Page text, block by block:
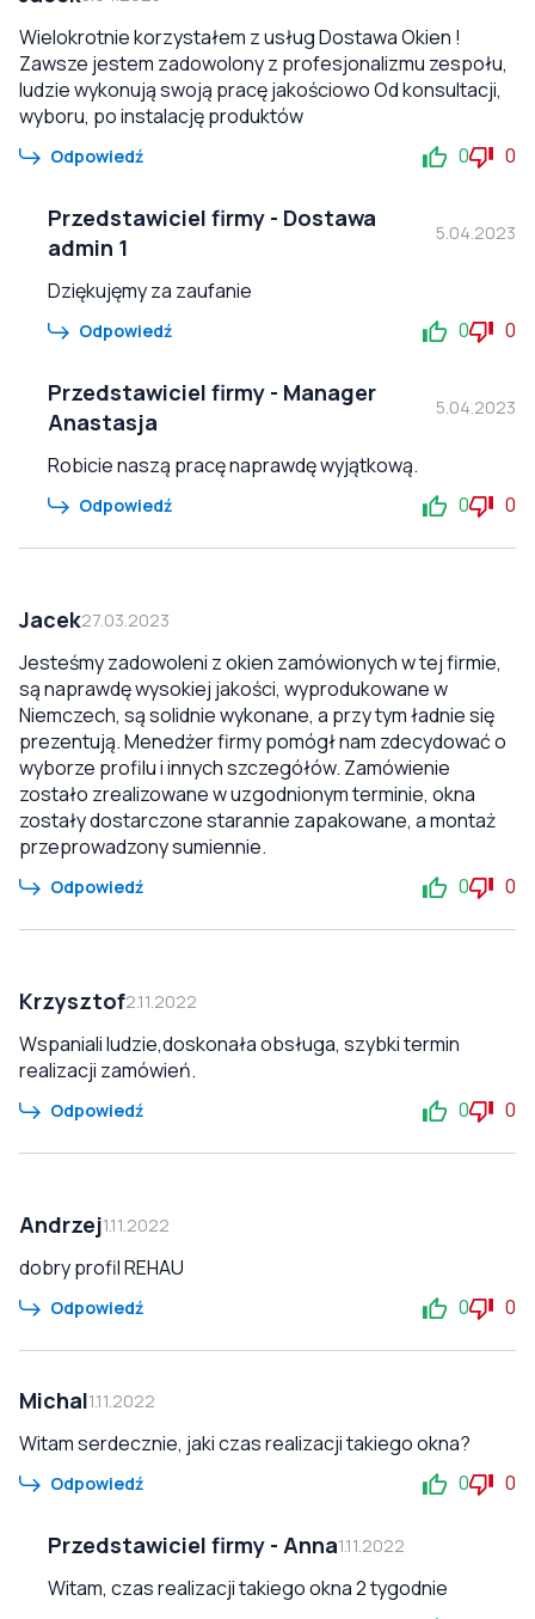
Wielokrotnie korzystałem z usług Dostawa Okien !
Zawsze jestem zadowolony z profesjonalizmu zespołu,
ludzie wykonują swoją pracę jakościowo Od konsultacji,
wyboru, po instalację produktów
Odpowiedź 0 0
Przedstawiciel firmy - Dostawa
admin 1
5.04.2023
Dziękujęmy za zaufanie
Odpowiedź 0 0
Przedstawiciel firmy - Manager
Anastasja
5.04.2023
Robicie naszą pracę naprawdę wyjątkową.
Odpowiedź 0 0
Jacek27.03.2023
Jesteśmy zadowoleni z okien zamówionych w tej firmie,
są naprawdę wysokiej jakości, wyprodukowane w
Niemczech, są solidnie wykonane, a przy tym ładnie się
prezentują. Menedżer firmy pomógł nam zdecydować o
wyborze profilu i innych szczegółów. Zamówienie
zostało zrealizowane w uzgodnionym terminie, okna
zostały dostarczone starannie zapakowane, a montaż
przeprowadzony sumiennie.
Odpowiedź 0 0
Krzysztof2.11.2022
Wspaniali ludzie,doskonała obsługa, szybki termin
realizacji zamówień.
Odpowiedź 0 0
Andrzej1.11.2022
dobry profil REHAU
Odpowiedź 0 0
Michal1.11.2022
Witam serdecznie, jaki czas realizacji takiego okna?
Odpowiedź 0 0
Przedstawiciel firmy - Anna1.11.2022
Witam, czas realizacji takiego okna 2 tygodnie